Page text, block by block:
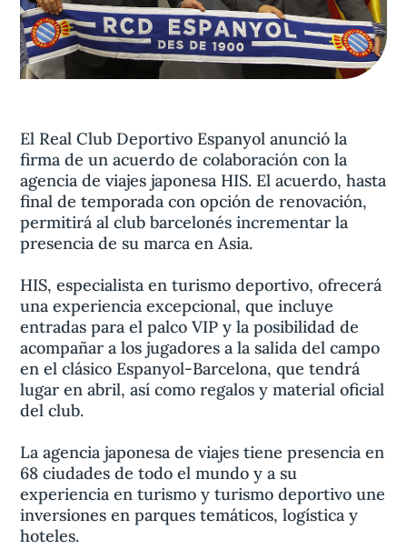
de privacidad
Contacta
El Real Club Deportivo Espanyol anunció la
firma de un acuerdo de colaboración con la
agencia de viajes japonesa HIS. El acuerdo, hasta
final de temporada con opción de renovación,
permitirá al club barcelonés incrementar la
presencia de su marca en Asia.
HIS, especialista en turismo deportivo, ofrecerá
una experiencia excepcional, que incluye
entradas para el palco VIP y la posibilidad de
acompañar a los jugadores a la salida del campo
en el clásico Espanyol-Barcelona, que tendrá
lugar en abril, así como regalos y material oficial
del club.
La agencia japonesa de viajes tiene presencia en
68 ciudades de todo el mundo y a su
experiencia en turismo y turismo deportivo une
inversiones en parques temáticos, logística y
hoteles.